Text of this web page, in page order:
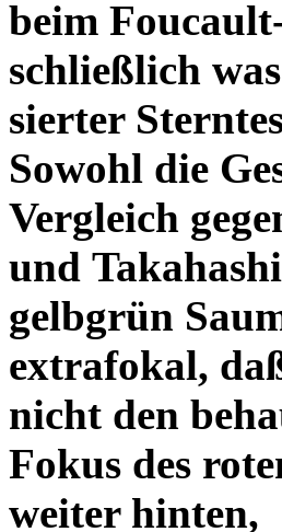
beim
schließlich
sierter
Sowohl die
Vergleich
und
gelbgrün
extrafokal,
nicht den
Fokus des
weiter hinten,